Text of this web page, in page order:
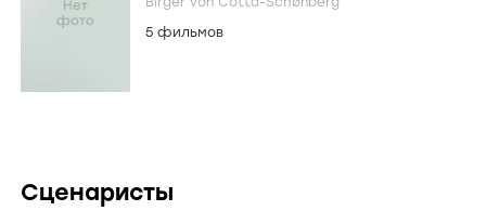
5 фильмов
Сценаристы